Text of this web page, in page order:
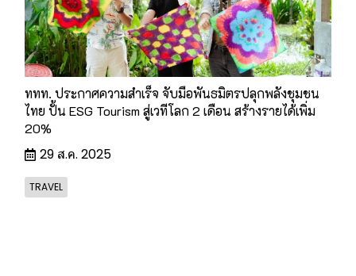
ททท. ประกาศความสำเร็จ จับมือพันธมิตรปลุกพลังชุมชน
ไทย ปั้น ESG Tourism สู่เวทีโลก 2 เดือน สร้างรายได้เพิ่ม
20%
29 ส.ค. 2025
TRAVEL